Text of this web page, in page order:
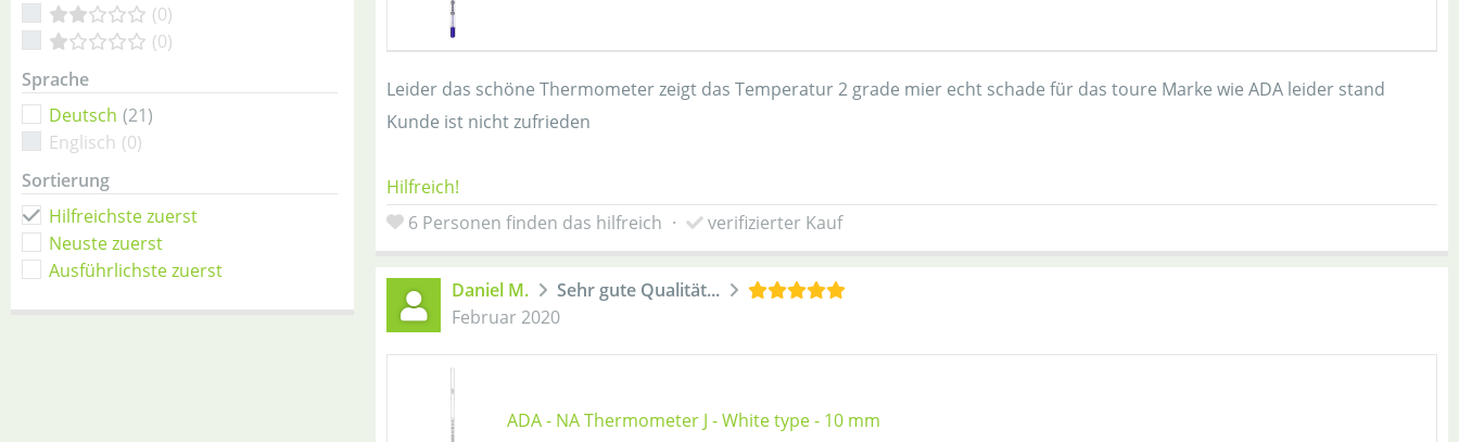
(0)
(0)
Sprache
Deutsch (21)
Englisch (0)
Sortierung
Hilfreichste zuerst
Neuste zuerst
Ausführlichste zuerst
Leider das schöne Thermometer zeigt das Temperatur 2 grade mier echt schade für das toure Marke wie ADA leider stand
Kunde ist nicht zufrieden
Hilfreich!
6 Personen finden das hilfreich · verifizierter Kauf
Daniel M.
Sehr gute Qualität...
Februar 2020
ADA - NA Thermometer J - White type - 10 mm